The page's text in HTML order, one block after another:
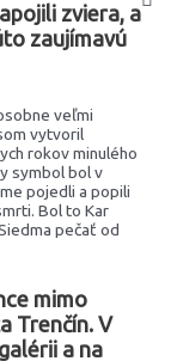
zviera, a
zaujímavú
veľmi
vytvoril
rokov minulého
symbol bol v
pojedli a popili
Bol to Kar
pečať od
mimo
Trenčín. V
a na